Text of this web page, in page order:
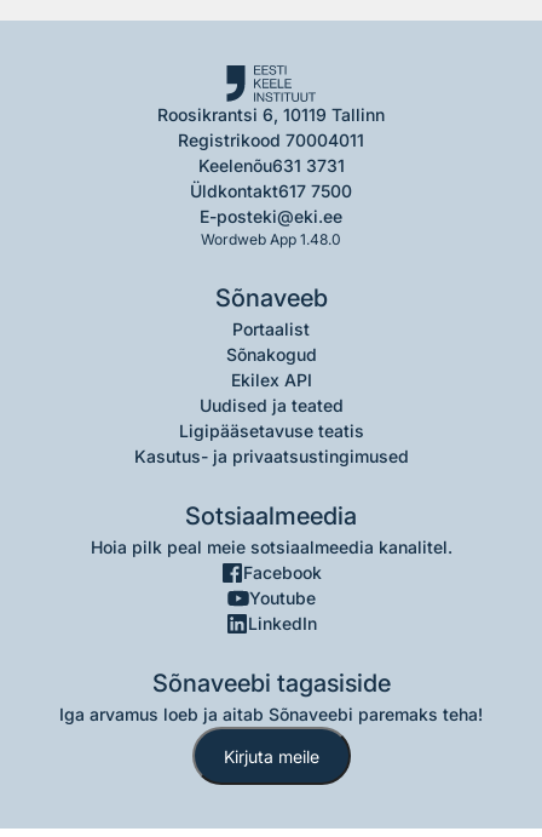
Roosikrantsi 6, 10119 Tallinn
Registrikood 70004011
Keelenõu631 3731
Üldkontakt617 7500
E-posteki@eki.ee
Wordweb App 1.48.0
Sõnaveeb
Portaalist
Sõnakogud
Ekilex API
Uudised ja teated
Ligipääsetavuse teatis
Kasutus- ja privaatsustingimused
Sotsiaalmeedia
Hoia pilk peal meie sotsiaalmeedia kanalitel.
Facebook
Youtube
LinkedIn
Sõnaveebi tagasiside
Iga arvamus loeb ja aitab Sõnaveebi paremaks teha!
Kirjuta meile